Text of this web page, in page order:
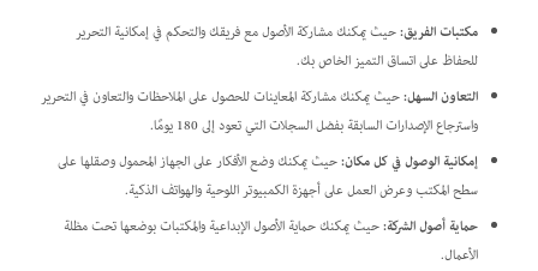
مكتبات الفريق:حيث يمكنك مشاركة الأصول مع فريقك والتحكم في إمكانية التحرير
للحفاظ على اتساق التميز الخاص بك.
التعاون السهل:حيث يمكنك مشاركة المعاينات للحصول على الملاحظات والتعاون في التحرير
واسترجاع الإصدارات السابقة بفضل السجلات التي تعود إلى 180 يومًا.
إمكانية الوصول في كل مكان:حيث يمكنك وضع الأفكار على الجهاز المحمول وصقلها على
سطح المكتب وعرض العمل على أجهزة الكمبيوتر اللوحية والهواتف الذكية.
حماية أصول الشركة:حيث يمكنك حماية الأصول الإبداعية والمكتبات بوضعها تحت مظلة
الأعمال.